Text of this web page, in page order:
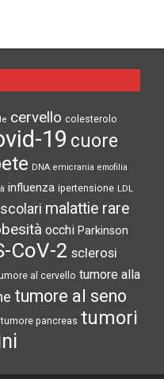
cervello colesterolo
19 cuore
DNA emicrania emofilia
influenza ipertensione LDL
malattie rare
occhi Parkinson
CoV-2 sclerosi
al cervello tumore alla
tumore al seno
tumore pancreas tumori